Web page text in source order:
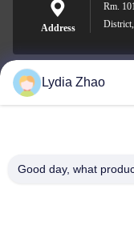
Address
Rm.
Lydia Zhao
Good day, what